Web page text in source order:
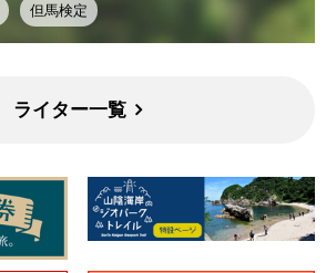
但馬検定
ライター一覧